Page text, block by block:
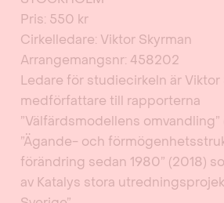
Pris: 550 kr
Cirkelledare: Viktor Skyrman
Arrangemangsnr: 458202
Ledare för studiecirkeln är Viktor
medförfattare till rapporterna
”Välfärdsmodellens omvandling”
”Ägande- och
förändring sedan 1980” (2018)
av Katalys stora